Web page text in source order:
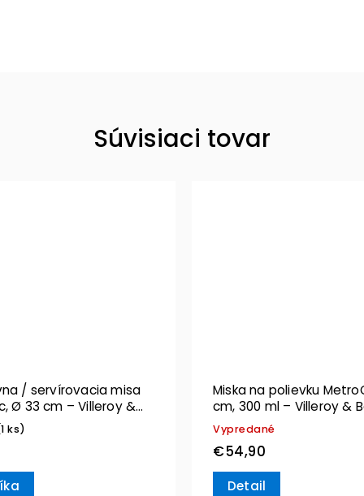
Súvisiaci tovar
/ servírovacia misa
Ø 33 cm – Villeroy &
ks)
Miska na polievku
cm, 300 ml – Villeroy &
Vypredané
€54,90
Detail